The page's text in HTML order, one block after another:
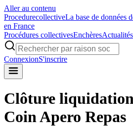
Aller au contenu
ProcedurecollectiveLa base de données
en France
Procédures collectivesEnchèresActualités
ConnexionS'inscrire
Clôture
Coin Apero Repas